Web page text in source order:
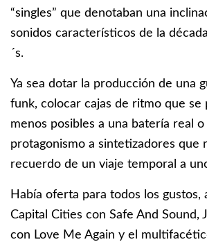
“singles” que denotaban una
sonidos característicos de la
´s.
Ya sea dotar la producción de una
funk, colocar cajas de ritmo que se
menos posibles a una batería real o
protagonismo a sintetizadores que
recuerdo de un viaje temporal a
Había oferta para todos los gustos,
Capital Cities con Safe And Sound,
con Love Me Again y el